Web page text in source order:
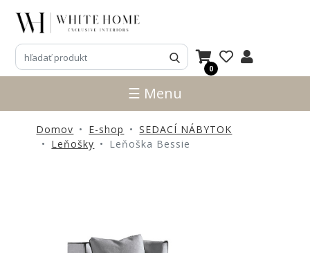
0
3D
NÁVRHY
NOVINKY
PRODUKTY
☰ Menu
Domov E-shop
SEDACÍ NÁBYTOK
Leňošky
Leňoška Bessie